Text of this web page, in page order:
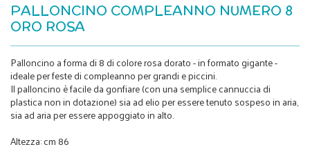
PALLONCINO COMPLEANNO NUMERO 8
ORO ROSA
Palloncino a forma di 8 di colore rosa dorato - in formato gigante -
ideale per feste di compleanno per grandi e piccini.
Il palloncino è facile da gonfiare (con una semplice cannuccia di
plastica non in dotazione) sia ad elio per essere tenuto sospeso in aria,
sia ad aria per essere appoggiato in alto.
Altezza: cm 86